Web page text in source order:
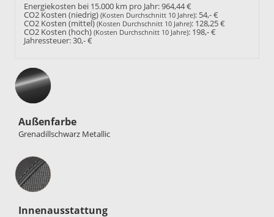
Energiekosten bei 15.000 km pro Jahr:964,44 €
CO2 Kosten (niedrig) (Kosten Durchschnitt 10 Jahre): 54,- €
CO2 Kosten (mittel) (Kosten Durchschnitt 10 Jahre): 128,25 €
CO2 Kosten (hoch) (Kosten Durchschnitt 10 Jahre): 198,- €
Jahressteuer:30,- €
Außenfarbe
Grenadillschwarz Metallic
Innenausstattung
Innenausstattung